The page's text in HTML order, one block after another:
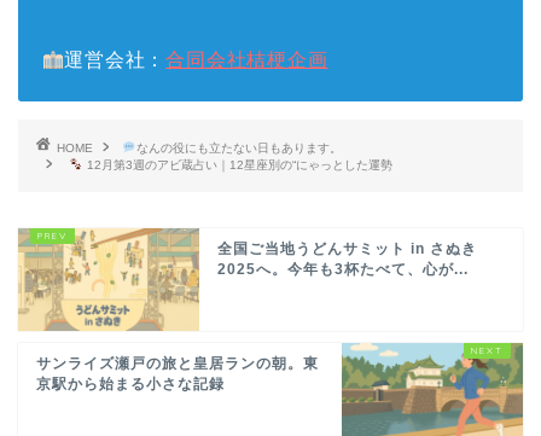
運営会社：合同会社桔梗企画
HOME
なんの役にも立たない日もあります。
12月第3週のアビ蔵占い｜12星座別の“にゃっとした運勢
全国ご当地うどんサミット in さぬき
2025へ。今年も3杯たべて、心が...
サンライズ瀬戸の旅と皇居ランの朝。東
京駅から始まる小さな記録